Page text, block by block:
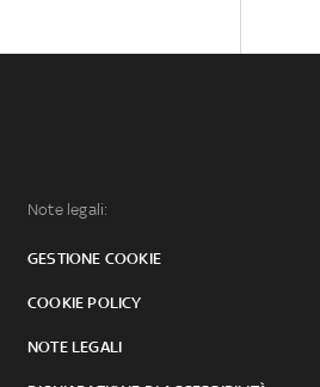
Note legali:
GESTIONE COOKIE
COOKIE POLICY
NOTE LEGALI